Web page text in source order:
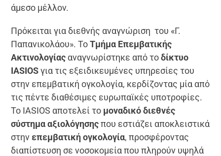
άμεσο μέλλον.
Πρόκειται για διεθνής αναγνώριση του «Γ.
Παπανικολάου». ΤοΤμήμα Επεμβατικής
Ακτινολογίας αναγνωρίστηκε από τοδίκτυο
IASIOSγια τις εξειδικευμένες υπηρεσίες του
στην επεμβατική ογκολογία, κερδίζοντας μία από
τις πέντε διαθέσιμες ευρωπαϊκές υποτροφίες.
Το IASIOS αποτελεί το μοναδικό διεθνές
σύστημα αξιολόγησηςπου εστιάζει αποκλειστικά
στην επεμβατική ογκολογία, προσφέροντας
διαπίστευση σε νοσοκομεία που πληρούν υψηλά